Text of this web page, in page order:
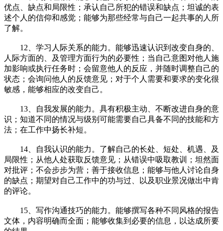
优点、缺点和局限性；承认自己所犯的错误和缺点；坦诚的表
述个人的信仰和感觉；能够为那些经常与自己一起共事的人所
了解。
12、学习人际关系的能力。能够迅速认识到改变自身的、
人际方面的、及管理方面行为的必要性；当自己意图对他人施
加影响或执行任务时；会留意他人的反应，并随时调整自己的
状态；会询问他人的反馈意见；对于个人需要和要求的变化很
敏感，能够相应的改变自己。
13、自我发展的能力。具有积极主动、不断改进自身的意
识；知道不同的情况与级别可能需要自己具备不同的技能和方
法；在工作中扬长补短。
14、自我认识的能力。了解自己的长处、短处、机遇、及
局限性；从他人处获取反馈意见；从错误中吸取教训；坦然面
对批评；不会步步为营；善于接收信息；能够与他人讨论自身
的缺点；期望对自己工作中的功与过、以及职业景况做出中肯
的评论。
15、写作沟通技巧的能力。能够撰写各种不同风格的报告
文体，内容明确而全面；能够收集到必要的信息，以达成所要